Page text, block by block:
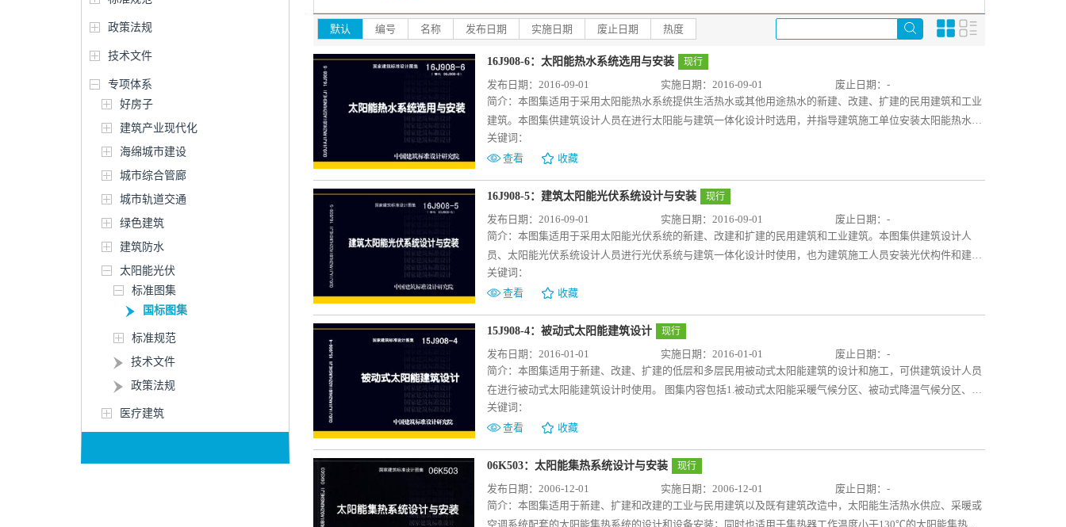
政策法规
技术文件
专项体系
好房子
建筑产业现代化
海绵城市建设
城市综合管廊
城市轨道交通
绿色建筑
建筑防水
太阳能光伏
标准图集
国标图集
标准规范
技术文件
政策法规
医疗建筑
默认 编号 名称 发布日期 实施日期 废止日期 热度
16J908-6：太阳能热水系统选用与安装 现行
发布日期：2016-09-01 实施日期：2016-09-01
废止日期：-
简介： 本图集适用于采用太阳能热水系统提供生活热水或其他用途热水的新建、改建、扩建的民用建筑和工业
建筑。本图集供建筑设计人员在进行太阳能与建筑一体化设计时选用，并指导建筑施工单位安装太阳能热水系
统。本图集编制的目的是指导建筑设计人员在进行太阳能热水系统设计时能将太阳能热水系统纳入建筑设计
中，使太阳能热水系统成为建筑的一部分，保持建筑外观和内部功能和谐统一，并保证工程质量。图集内容包
括：①太阳能热水系统组成、分类和选用、太阳能与建筑一体化建筑设计和太阳能热水系统安装要求；②太阳
能集热器安装在平屋面、坡屋面、墙面、幕墙、女儿墙、阳台和建筑其他部位典型的建筑构造详图，落地式和
壁挂式贮水箱安装的构造详图，管路出屋面、墙面的建筑构造详图；③图集还提供了全玻璃真空管、玻璃—金
属真空管、热管真空管集热器和平板型集热器的规格尺寸，以及贮水箱、空气源热泵的参考尺寸；④提供了不
同类型的太阳能热水系统的供热方式及其特征，方便设计人员选用。太阳能热水系统是将太阳能转换成热能以
加热水的系统装置。包括太阳能集热器、贮水箱、泵、连接管路、支架、控制系统和必要时配合使用的辅助能
源。在传统能源面临危机的时候，太阳能热水系统经过二十多年的发展已经成为新能源行业中的引领者。发改
必将在配合绿建行动的实施和各地的强制安装政策中发挥积极指导作用。
关键词：
查看
收藏
16J908-5：建筑太阳能光伏系统设计与安装 现行
发布日期：2016-09-01 实施日期：2016-09-01
废止日期：-
简介： 本图集适用于采用太阳能光伏系统的新建、改建和扩建的民用建筑和工业建筑。本图集供建筑设计人
员、太阳能光伏系统设计人员进行光伏系统与建筑一体化设计时使用，也为建筑施工人员安装光伏构件和建设
单位在工程项目中利用太阳能光伏系统提供参考。 图集内容包括：①太阳能光伏系统的组成，太阳能电池分类
及特征，硅系和化合物等光伏构件的类型和主要特征、适用部位等相关技术；②光伏系统与建筑一体化设计要
求、安全措施及各类光伏构件的适用范围和选用要求；③太阳能光伏构件安装在建筑屋面、采光顶、墙面、幕
墙、门窗、遮阳板、护栏等建筑其他部位以及过街天桥、停车棚等的建筑构造详图。 太阳能光伏系统是利用太
阳能电池的光伏效应，将太阳辐射能直接转换成电能的发电系统。发改委和住建部制定的《绿色建筑行动方
案》提出，要推动太阳能等可再生能源在建筑中的利用，本图集的编制，必将在配合绿建行动的实施和太阳能
光伏系统与建筑一体化中发挥积极指导作用。
关键词：
查看
收藏
15J908-4：被动式太阳能建筑设计 现行
发布日期：2016-01-01 实施日期：2016-01-01
废止日期：-
简介： 本图集适用于新建、改建、扩建的低层和多层民用被动式太阳能建筑的设计和施工，可供建筑设计人员
在进行被动式太阳能建筑设计时使用。 图集内容包括1.被动式太阳能采暖气候分区、被动式降温气候分区、被
动式太阳能建筑技术设计原则。2.被动式太阳能建筑采暖和降温方式及其原理、技术要点及建筑构造详图。
关键词：
查看
收藏
06K503：太阳能集热系统设计与安装 现行
发布日期：2006-12-01 实施日期：2006-12-01
废止日期：-
简介： 本图集适用于新建、扩建和改建的工业与民用建筑以及既有建筑改造中，太阳能生活热水供应、采暖或
空调系统配套的太阳能集热系统的设计和设备安装；同时也适用于集热器工作温度小于130℃的太阳能集热系